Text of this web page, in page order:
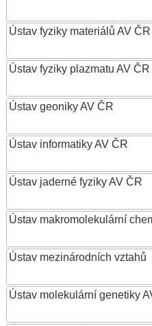
Ústav fyziky materiálů AV ČR
Ústav fyziky plazmatu AV ČR
Ústav geoniky AV ČR
Ústav informatiky AV ČR
Ústav jaderné fyziky AV ČR
Ústav makromolekulární
Ústav mezinárodních vztahů
Ústav molekulární genetiky